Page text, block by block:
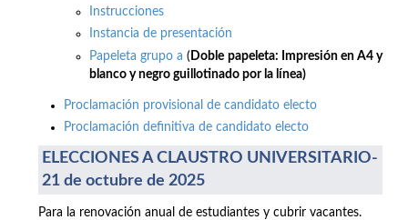
Instrucciones
Instancia de presentación
Papeleta grupo a( Doble papeleta: Impresión en A4 y
blanco y negro guillotinado por la línea)
Proclamación provisional de candidato electo
Proclamación definitiva de candidato electo
ELECCIONES A CLAUSTRO UNIVERSITARIO-
21 de octubre de 2025
Para la renovación anual de estudiantes y cubrir vacantes.